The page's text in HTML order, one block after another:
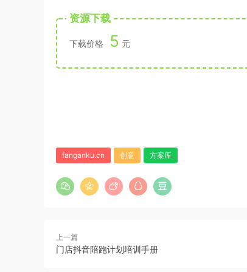
资源下载
下载价格 5 元
fanganku.cn 创意 方案库
上一篇
门店抖音陪跑计划培训手册